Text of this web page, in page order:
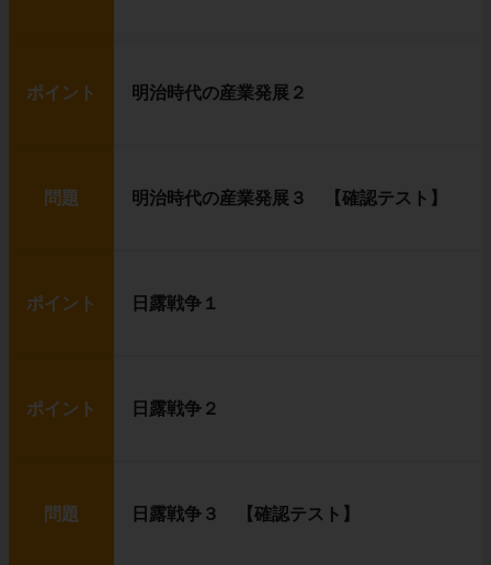
ポイント 明治時代の産業発展２
問題 明治時代の産業発展３ 【確認テスト】
ポイント 日露戦争１
ポイント 日露戦争２
問題 日露戦争３ 【確認テスト】